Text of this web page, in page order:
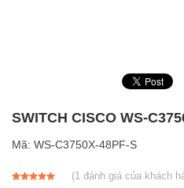
SWITCH CISCO WS-
Mã: WS-C3750X-48PF-S
(1đánh giá của khách